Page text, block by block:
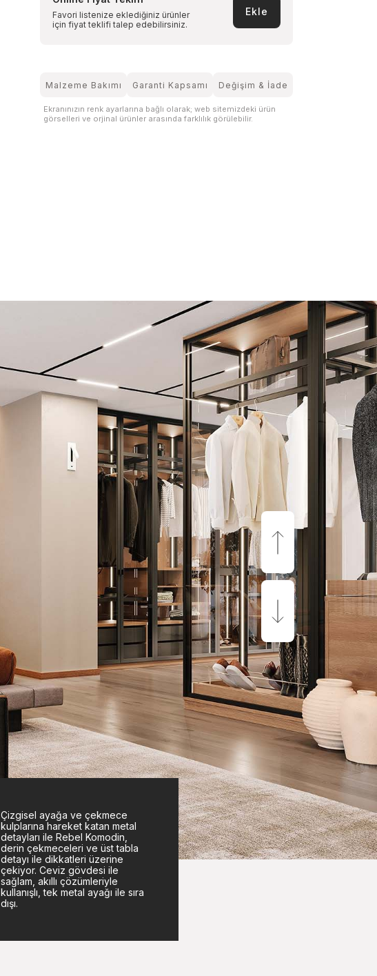
Favori listenize eklediğiniz ürünler
için fiyat teklifi talep edebilirsiniz.
Ekle
Malzeme Bakımı Garanti Kapsamı Değişim & İade
Ekranınızın renk ayarlarına bağlı olarak; web sitemizdeki ürün
görselleri ve orjinal ürünler arasında farklılık görülebilir.
Çizgisel ayağa ve çekmece
kulplarına hareket katan metal
detayları ile Rebel Komodin,
derin çekmeceleri ve üst tabla
detayı ile dikkatleri üzerine
çekiyor. Ceviz gövdesi ile
sağlam, akıllı çözümleriyle
kullanışlı, tek metal ayağı ile sıra
dışı.